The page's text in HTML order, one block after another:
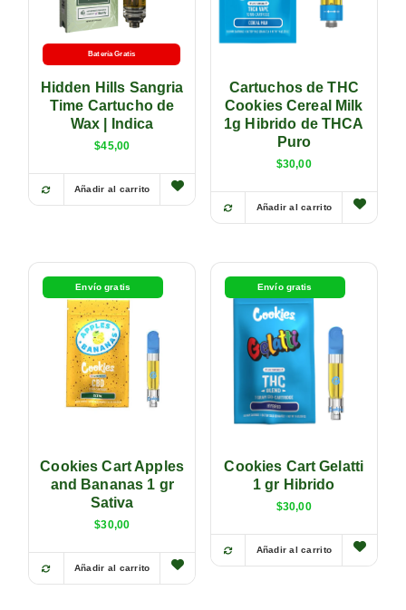
Batería Gratis
Hidden Hills Sangria
Time Cartucho de
Wax | Indica
$45,00
Añadir al carrito
Cartuchos de THC
Cookies Cereal Milk
1g Hibrido de THCA
Puro
$30,00
Añadir al carrito
Envío gratis
Cookies Cart Apples
and Bananas 1 gr
Sativa
$30,00
Añadir al carrito
Envío gratis
Cookies Cart Gelatti
1 gr Hibrido
$30,00
Añadir al carrito